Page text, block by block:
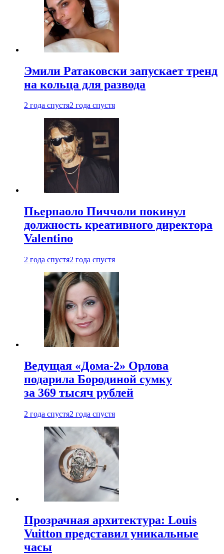
Эмили Ратаковски запускает тренд
на кольца для развода
2 года спустя2 года спустя
Пьерпаоло Пиччоли покинул
должность креативного директора
Valentino
2 года спустя2 года спустя
Ведущая «Дома-2» Орлова
подарила Бородиной сумку
за 369 тысяч рублей
2 года спустя2 года спустя
Прозрачная архитектура: Louis
Vuitton представил уникальные
часы